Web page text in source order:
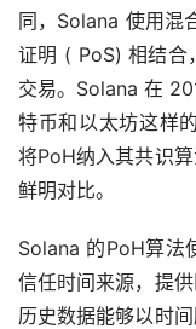
同，Solana 使用混
证明 ( PoS) 相结合
交易。Solana 在
特币和以太坊这样
将PoH纳入其共识
鲜明对比。
Solana 的PoH算法
信任时间来源，提
历史数据能够以时